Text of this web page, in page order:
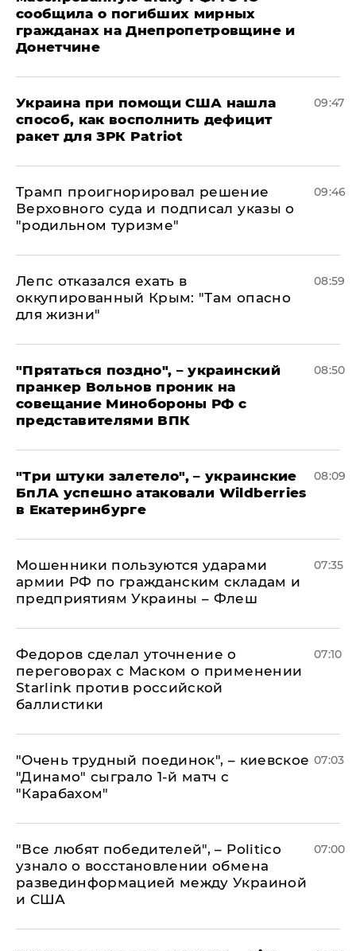
сообщила о погибших мирных
гражданах на Днепропетровщине и
Донетчине
Украина при помощи США нашла
способ, как восполнить дефицит
ракет для ЗРК Patriot
09:47
Трамп проигнорировал решение
Верховного суда и подписал указы о
"родильном туризме"
09:46
Лепс отказался ехать в
оккупированный Крым: "Там опасно
для жизни"
08:59
"Прятаться поздно", – украинский
пранкер Вольнов проник на
совещание Минобороны РФ с
представителями ВПК
08:50
"Три штуки залетело", – украинские
БпЛА успешно атаковали Wildberries
в Екатеринбурге
08:09
Мошенники пользуются ударами
армии РФ по гражданским складам и
предприятиям Украины – Флеш
07:35
Федоров сделал уточнение о
переговорах с Маском о применении
Starlink против российской
баллистики
07:10
"Очень трудный поединок", – киевское
"Динамо" сыграло 1-й матч с
"Карабахом"
07:03
​"Все любят победителей", – Politico
узнало о восстановлении обмена
развединформацией между Украиной
и США
07:00